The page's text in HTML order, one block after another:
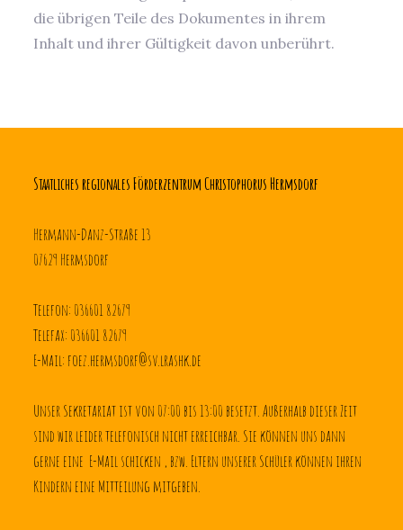
die übrigen Teile des Dokumentes in ihrem
Inhalt und ihrer Gültigkeit davon unberührt.
Staatliches regionales Förderzentrum Christophorus Hermsdorf
Hermann-Danz-Straße 13
07629 Hermsdorf
Telefon: 036601 82679
Telefax: 036601 82679
E-Mail: foez.hermsdorf@sv.lrashk.de
Unser Sekretariat ist von 07:00 bis 13:00 besetzt. Außerhalb dieser Zeit
sind wir leider telefonisch nicht erreichbar. Sie können uns dann
gerne eine  E-Mail schicken , bzw. Eltern unserer Schüler können ihren
Kindern eine Mitteilung mitgeben.